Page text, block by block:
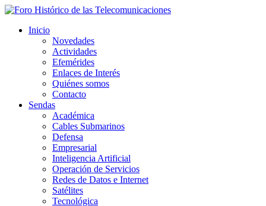
Inicio
Novedades
Actividades
Efemérides
Enlaces de Interés
Quiénes somos
Contacto
Sendas
Académica
Cables Submarinos
Defensa
Empresarial
Inteligencia Artificial
Operación de Servicios
Redes de Datos e Internet
Satélites
Tecnológica